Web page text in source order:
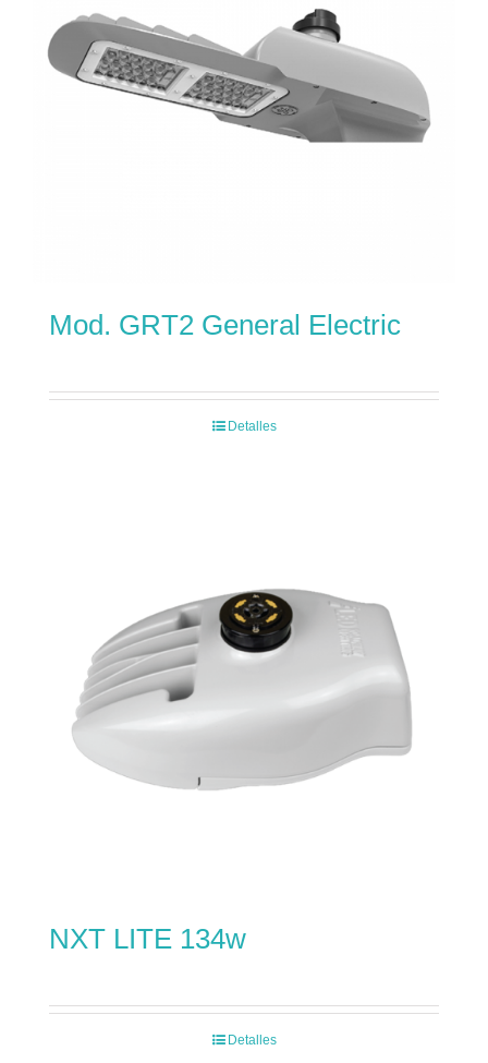
Mod. GRT2 General Electric
Detalles
NXT LITE 134w
Detalles